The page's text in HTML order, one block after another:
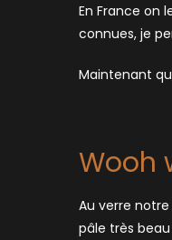
En France on
connues, je
Maintenant
Wooh
Au verre
pâle très